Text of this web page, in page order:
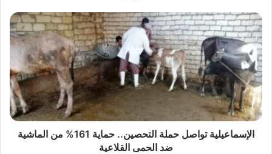
الإسماعيلية
تواصل
حملة
التحصين..
حماية
161%
من
الماشية
ضد
الحمى
الإسماعيلية تواصل حملة التحصين.. حماية 161% من الماشية
ضد الحمى القلاعية